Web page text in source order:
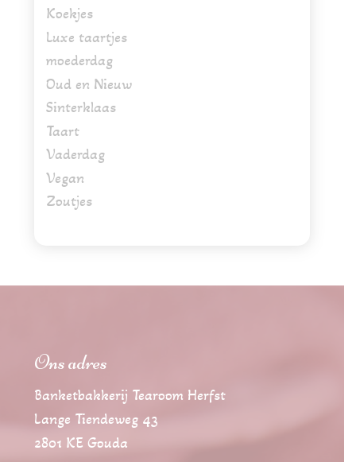
Koekjes
Luxe taartjes
moederdag
Oud en Nieuw
Sinterklaas
Taart
Vaderdag
Vegan
Zoutjes
Ons adres
Banketbakkerij Tearoom Herfst
Lange Tiendeweg 43
2801 KE Gouda